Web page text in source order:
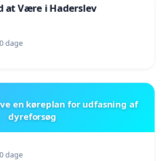
at Være i Haderslev
dage
en køreplan for udfasning af
dyreforsøg
dage